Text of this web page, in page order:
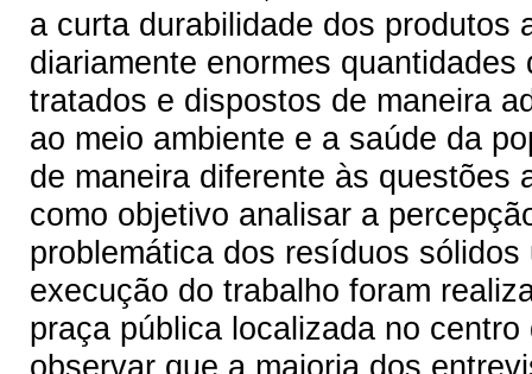
a curta durabilidade dos produtos
diariamente enormes
tratados e dispostos de maneira
ao meio ambiente e a saúde da
de maneira diferente às questões
como objetivo analisar a
problemática dos resíduos
execução do trabalho foram
praça pública localizada no
observar que a maioria dos